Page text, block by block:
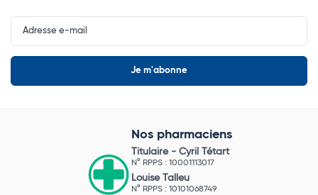
Input
Newsletter
Nos pharmaciens
Titulaire - Cyril Tétart
N° RPPS : 10001113017
Louise Talleu
N° RPPS : 10101068749